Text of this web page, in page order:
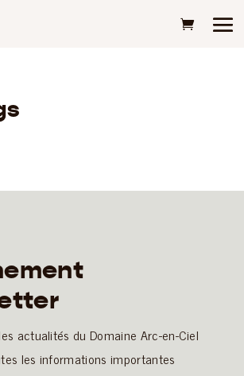
actualités du Domaine Arc-en-Ciel
les informations importantes